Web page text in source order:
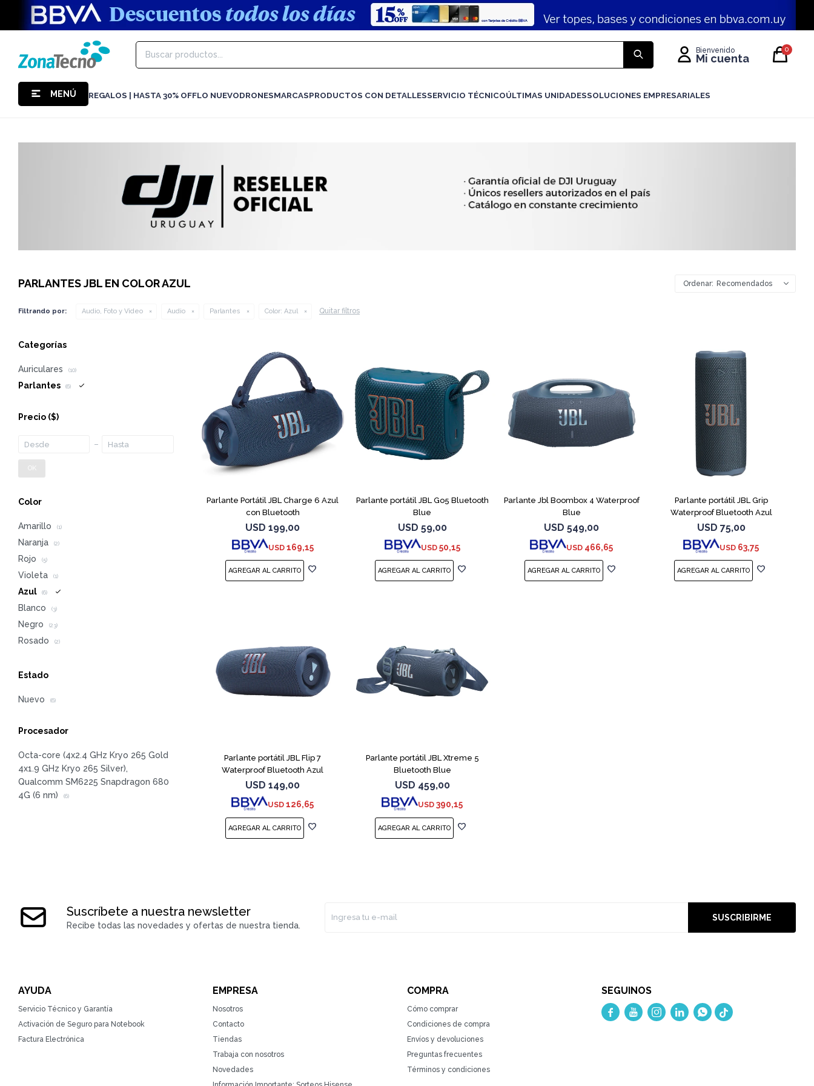
MENÚ REGALOS | HASTA 30% OFFLO NUEVODRONESMARCASPRODUCTOS CON DETALLESSERVICIO TÉCNICOÚLTIMAS UNIDADESSOLUCIONES EMPRESARIALES
0
PARLANTES JBL EN COLOR AZUL Recomendados
Filtrando por: Audio, Foto y Video Audio Parlantes Color: Azul Quitar filtros
Parlante Portátil JBL Charge 6 Azul
con Bluetooth
USD 199,00
USD 169,15
Parlante portátil JBL Go5 Bluetooth
Blue
USD 59,00
USD 50,15
Parlante Jbl Boombox 4 Waterproof
Blue
USD 549,00
USD 466,65
Parlante portátil JBL Grip
Waterproof Bluetooth Azul
USD 75,00
USD 63,75
Parlante portátil JBL Flip 7
Waterproof Bluetooth Azul
USD 149,00
USD 126,65
Parlante portátil JBL Xtreme 5
Bluetooth Blue
USD 459,00
USD 390,15
Categorías
Auriculares (10)
Parlantes (6)
Precio ($)
OK
Color
Amarillo (1)
Naranja (2)
Rojo (5)
Violeta (1)
Azul (6)
Blanco (3)
Negro (23)
Rosado (2)
Estado
Nuevo (6)
Procesador
Octa-core (4x2.4 GHz Kryo 265 Gold
4x1.9 GHz Kryo 265 Silver),
Qualcomm SM6225 Snapdragon 680
4G (6 nm)
(6)
Suscríbete a nuestra newsletter
Recibe todas las novedades y ofertas de nuestra tienda.
SUSCRIBIRME
AYUDA
Servicio Técnico y Garantía
Activación de Seguro para Notebook
Factura Electrónica
EMPRESA
Nosotros
Contacto
Tiendas
Trabaja con nosotros
Novedades
COMPRA
Cómo comprar
Condiciones de compra
Envíos y devoluciones
Preguntas frecuentes
Términos y condiciones
SEGUINOS
    